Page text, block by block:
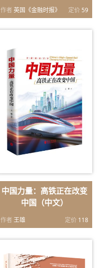
作者 英国《金融时报》 定价 59
中国力量：高铁正在改变
中国（中文）
作者 王雄 定价 118